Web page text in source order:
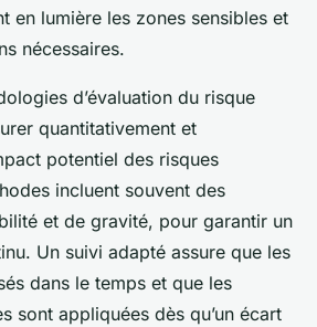
en lumière les zones sensibles et
nécessaires.
d’évaluation du risque
quantitativement et
potentiel des risques
incluent souvent des
et de gravité, pour garantir un
Un suivi adapté assure que les
dans le temps et que les
sont appliquées dès qu’un écart